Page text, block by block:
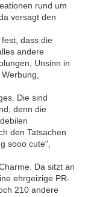
rund um
versagt den
dass die
andere
Unsinn in
Die sind
denn die
den Tatsachen
sooo cute",
Da sitzt an
ehrgeizige PR-
210 andere